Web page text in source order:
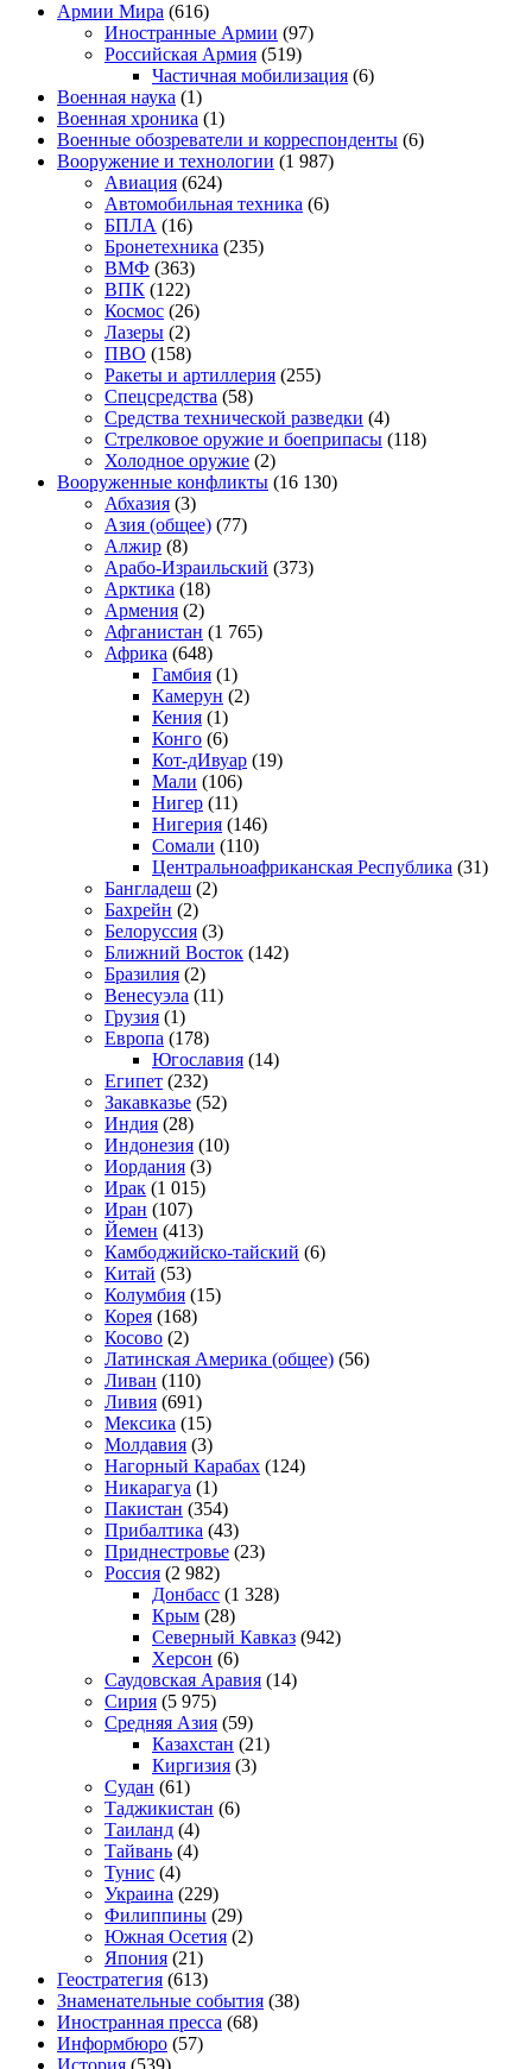
Армии Мира (616)
Иностранные Армии (97)
Российская Армия (519)
Частичная мобилизация (6)
Военная наука (1)
Военная хроника (1)
Военные обозреватели и корреспонденты (6)
Вооружение и технологии (1 987)
Авиация (624)
Автомобильная техника (6)
БПЛА (16)
Бронетехника (235)
ВМФ (363)
ВПК (122)
Космос (26)
Лазеры (2)
ПВО (158)
Ракеты и артиллерия (255)
Спецсредства (58)
Средства технической разведки (4)
Стрелковое оружие и боеприпасы (118)
Холодное оружие (2)
Вооруженные конфликты (16 130)
Абхазия (3)
Азия (общее) (77)
Алжир (8)
Арабо-Израильский (373)
Арктика (18)
Армения (2)
Афганистан (1 765)
Африка (648)
Гамбия (1)
Камерун (2)
Кения (1)
Конго (6)
Кот-дИвуар (19)
Мали (106)
Нигер (11)
Нигерия (146)
Сомали (110)
Центральноафриканская Республика (31)
Бангладеш (2)
Бахрейн (2)
Белоруссия (3)
Ближний Восток (142)
Бразилия (2)
Венесуэла (11)
Грузия (1)
Европа (178)
Югославия (14)
Египет (232)
Закавказье (52)
Индия (28)
Индонезия (10)
Иордания (3)
Ирак (1 015)
Иран (107)
Йемен (413)
Камбоджийско-тайский (6)
Китай (53)
Колумбия (15)
Корея (168)
Косово (2)
Латинская Америка (общее) (56)
Ливан (110)
Ливия (691)
Мексика (15)
Молдавия (3)
Нагорный Карабах (124)
Никарагуа (1)
Пакистан (354)
Прибалтика (43)
Приднестровье (23)
Россия (2 982)
Донбасс (1 328)
Крым (28)
Северный Кавказ (942)
Херсон (6)
Саудовская Аравия (14)
Сирия (5 975)
Средняя Азия (59)
Казахстан (21)
Киргизия (3)
Судан (61)
Таджикистан (6)
Таиланд (4)
Тайвань (4)
Тунис (4)
Украина (229)
Филиппины (29)
Южная Осетия (2)
Япония (21)
Геостратегия (613)
Знаменательные события (38)
Иностранная пресса (68)
Информбюро (57)